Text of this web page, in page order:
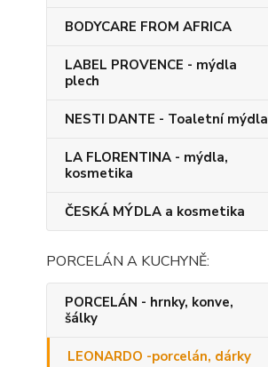
BODYCARE FROM AFRICA
LABEL PROVENCE - mýdla
plech
NESTI DANTE - Toaletní mýdla
LA FLORENTINA - mýdla,
kosmetika
ČESKÁ MÝDLA a kosmetika
PORCELÁN A KUCHYNĚ:
PORCELÁN - hrnky, konve,
šálky
LEONARDO -porcelán, dárky